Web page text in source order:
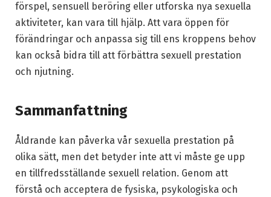
förspel, sensuell beröring eller utforska nya sexuella
aktiviteter, kan vara till hjälp. Att vara öppen för
förändringar och anpassa sig till ens kroppens behov
kan också bidra till att förbättra sexuell prestation
och njutning.
Sammanfattning
Åldrande kan påverka vår sexuella prestation på
olika sätt, men det betyder inte att vi måste ge upp
en tillfredsställande sexuell relation. Genom att
förstå och acceptera de fysiska, psykologiska och